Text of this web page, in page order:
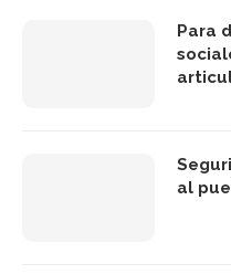
Para
al